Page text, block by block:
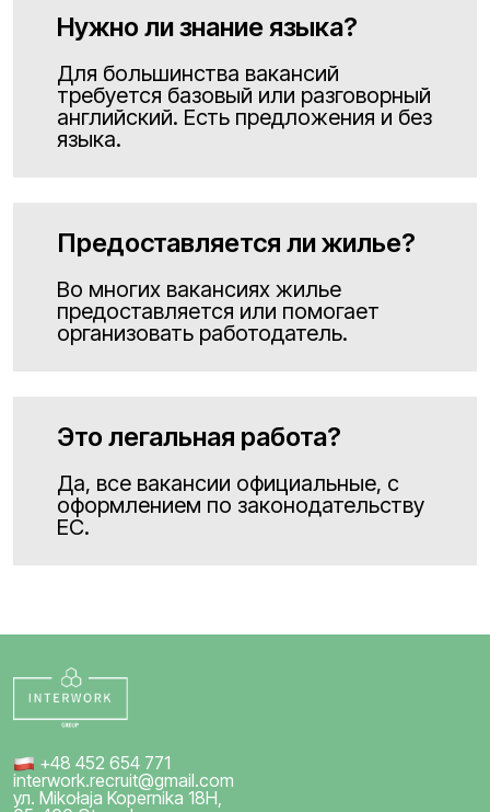
Нужно ли знание языка?
Для большинства вакансий
требуется базовый или разговорный
английский. Есть предложения и без
языка.
Предоставляется ли жилье?
Во многих вакансиях жилье
предоставляется или помогает
организовать работодатель.
Это легальная работа?
Да, все вакансии официальные, с
оформлением по законодательству
ЕС.
+48 452 654 771
interwork.recruit@gmail.com
ул. Mikołaja Kopernika 18H,